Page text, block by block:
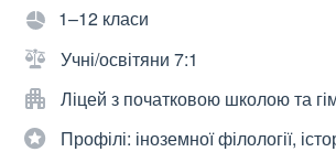
1–12 класи
Учні/освітяни 7:1
Ліцей з початковою школою та
Профілі: іноземної філології,